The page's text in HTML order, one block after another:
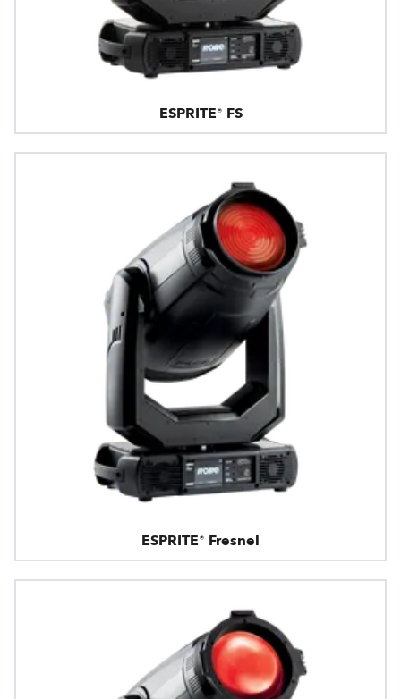
ESPRITE® FS
ESPRITE® Fresnel